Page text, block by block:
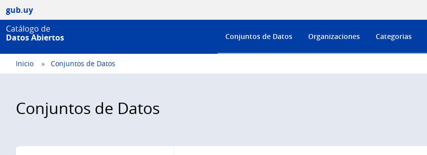
gub.uy
Catálogo de
Datos Abiertos
Conjuntos de Datos Organizaciones Categorias
Inicio Conjuntos de Datos
Conjuntos de Datos